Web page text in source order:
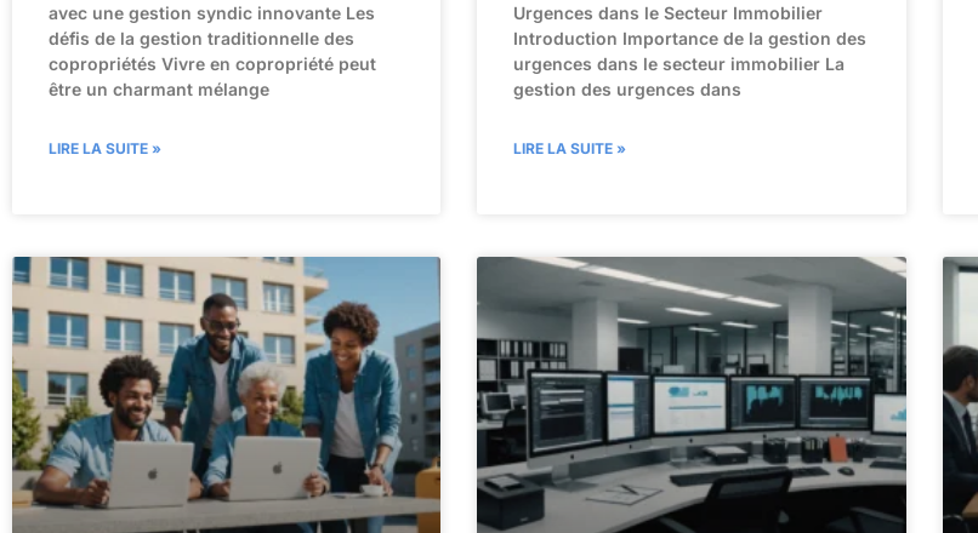
avec une gestion syndic innovante Les
défis de la gestion traditionnelle des
copropriétés Vivre en copropriété peut
être un charmant mélange
LIRE LA SUITE »
Urgences dans le Secteur Immobilier
Introduction Importance de la gestion des
urgences dans le secteur immobilier La
gestion des urgences dans
LIRE LA SUITE »